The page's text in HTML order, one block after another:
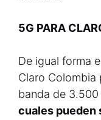
5G PARA
De igual forma
Claro Colombia
banda de
cuales pueden